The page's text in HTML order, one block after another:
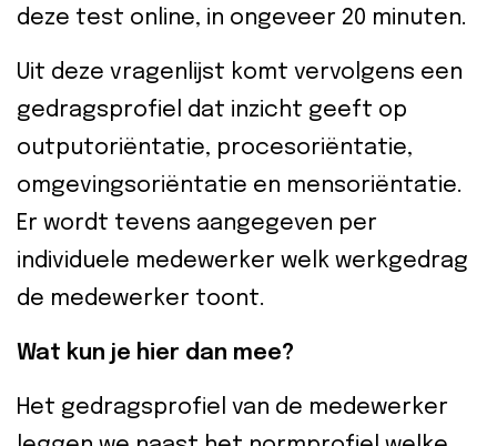
deze test online, in ongeveer 20 minuten.
Uit deze vragenlijst komt vervolgens een
gedragsprofiel dat inzicht geeft op
outputoriëntatie, procesoriëntatie,
omgevingsoriëntatie en mensoriëntatie.
Er wordt tevens aangegeven per
individuele medewerker welk werkgedrag
de medewerker toont.
Wat kun je hier dan mee?
Het gedragsprofiel van de medewerker